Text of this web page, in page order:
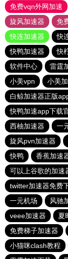
免费vqn外网加速
旋风加速器
免
快连加速器
快
快鸭加速器
快
软件中心
雷霆
小美vpn
小美
白鲸加速器正版
快鸭加速app下载
西柚加速器
一
旋风pvn加速器
快鸭
香蕉加速
可以上谷歌的加速
twitter加速器免费
一元机场
风驰
veee加速器
夏
免费梯子加速器
小猫咪clash教程